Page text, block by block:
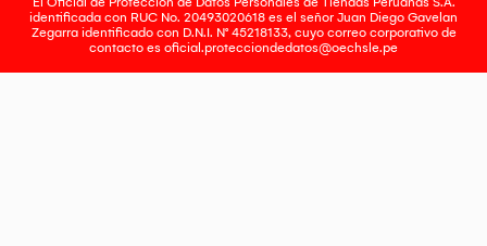
identificada con RUC No. 20493020618 es el señor Juan Diego Gavelan
Zegarra identificado con D.N.I. N° 45218133, cuyo correo corporativo de
contacto es oficial.protecciondedatos@oechsle.pe